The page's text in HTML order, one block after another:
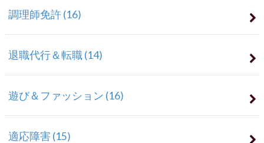
調理師免許(16)
退職代行＆転職(14)
遊び＆ファッション (16)
適応障害 (15)